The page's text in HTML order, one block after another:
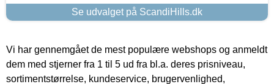
Se udvalget på ScandiHills.dk
Vi har gennemgået de mest populære webshops og anmeldt
dem med stjerner fra 1 til 5 ud fra bl.a. deres prisniveau,
sortimentstørrelse, kundeservice, brugervenlighed,